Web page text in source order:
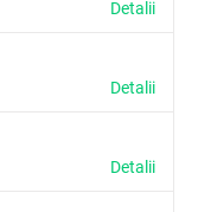
Detalii
Detalii
Detalii